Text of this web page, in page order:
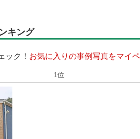
キング
ック！ お気に入りの事例写真をマイ